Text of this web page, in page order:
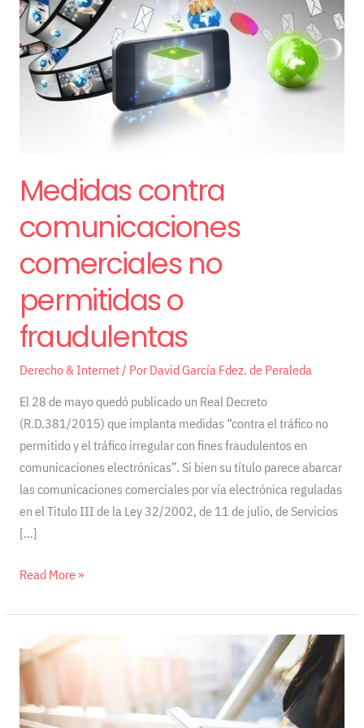
Medidas contra
comunicaciones
comerciales no
permitidas o
fraudulentas
Derecho & Internet/ Por David García Fdez. de Peraleda
El 28 de mayo quedó publicado un Real Decreto
(R.D.381/2015) que implanta medidas “contra el tráfico no
permitido y el tráfico irregular con fines fraudulentos en
comunicaciones electrónicas”. Si bien su título parece abarcar
las comunicaciones comerciales por vía electrónica reguladas
en el Titulo III de la Ley 32/2002, de 11 de julio, de Servicios
[…]
no
permitidas
o
fraudulentas
Read More »
envío
de
comunicaciones